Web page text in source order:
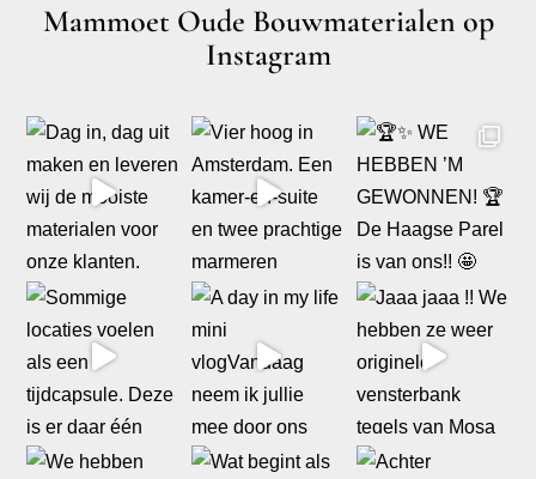
Mammoet Oude Bouwmaterialen op
Instagram